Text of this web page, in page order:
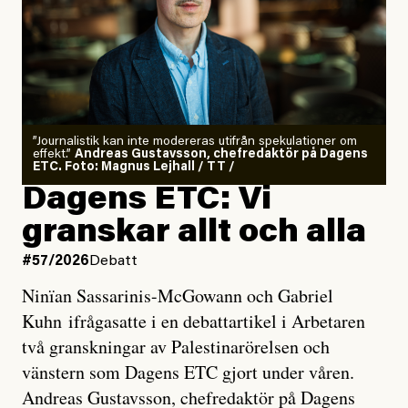
”Journalistik kan inte modereras utifrån spekulationer om
effekt.” Andreas Gustavsson, chefredaktör på Dagens
ETC. Foto: Magnus Lejhall / TT /
Dagens ETC: Vi
granskar allt och alla
#57/2026 Debatt
Ninïan Sassarinis-McGowann och Gabriel
Kuhn ifrågasatte i en debattartikel i Arbetaren
två granskningar av Palestinarörelsen och
vänstern som Dagens ETC gjort under våren.
Andreas Gustavsson, chefredaktör på Dagens